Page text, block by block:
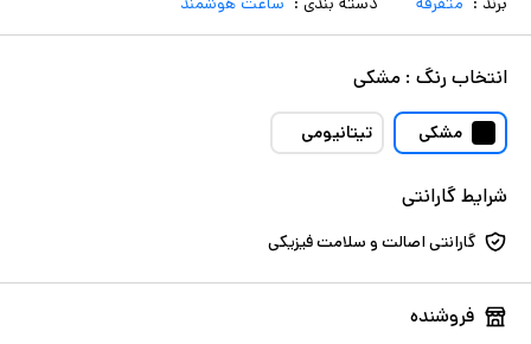
انتخابرنگ : مشکی
مشکی تیتانیومی
شرایط گارانتی
گارانتی اصالت و سلامت فیزیکی
فروشنده